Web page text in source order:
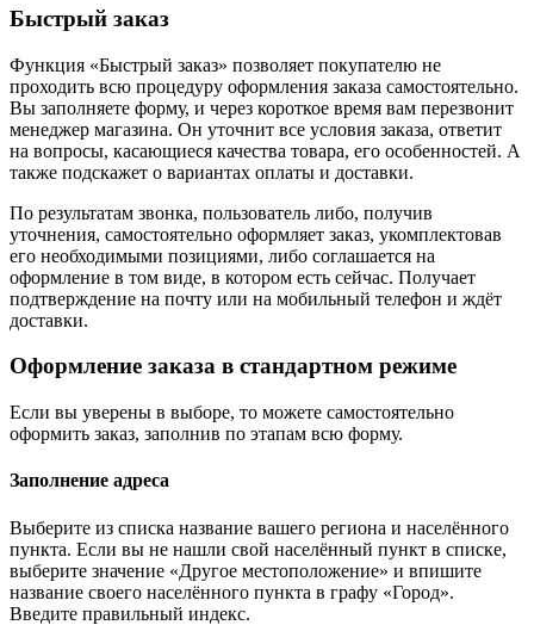
Быстрый заказ
Функция «Быстрый заказ» позволяет покупателю не
проходить всю процедуру оформления заказа самостоятельно.
Вы заполняете форму, и через короткое время вам перезвонит
менеджер магазина. Он уточнит все условия заказа, ответит
на вопросы, касающиеся качества товара, его особенностей. А
также подскажет о вариантах оплаты и доставки.
По результатам звонка, пользователь либо, получив
уточнения, самостоятельно оформляет заказ, укомплектовав
его необходимыми позициями, либо соглашается на
оформление в том виде, в котором есть сейчас. Получает
подтверждение на почту или на мобильный телефон и ждёт
доставки.
Оформление заказа в стандартном режиме
Если вы уверены в выборе, то можете самостоятельно
оформить заказ, заполнив по этапам всю форму.
Заполнение адреса
Выберите из списка название вашего региона и населённого
пункта. Если вы не нашли свой населённый пункт в списке,
выберите значение «Другое местоположение» и впишите
название своего населённого пункта в графу «Город».
Введите правильный индекс.